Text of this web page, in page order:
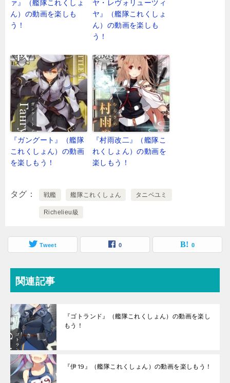
ァ』（艦隊これくしょ
ん）の動画を楽しも
う！
ヤ・レヴォリューツィ
ヤ』（艦隊これくしょ
ん）の動画を楽しも
う！
『ガングート』（艦隊
これくしょん）の動画
を楽しもう！
『村雨改二』（艦隊こ
れくしょん）の動画を
楽しもう！
タグ 戦艦 艦隊これくしょん タニベユミ
Richelieu級
Tweet 0 0
関連記事
『ゴトランド』（艦隊これくしょん）の動画を楽し
もう！
『伊19』（艦隊これくしょん）の動画を楽しもう！